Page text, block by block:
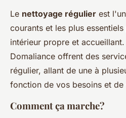
Le nettoyage régulier est
courants et les plus
intérieur propre et
Domaliance offrent des
régulier, allant de une à
fonction de vos besoins et
Comment ça marche?